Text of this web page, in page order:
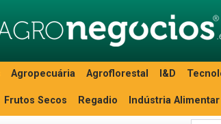
Agropecuária Agroflorestal I&D
Frutos Secos Regadio Indústria Alimentar